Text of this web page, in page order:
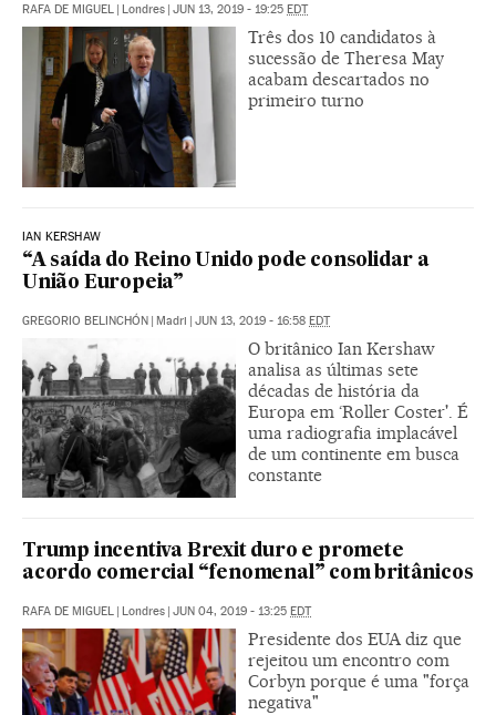
RAFA DE MIGUEL | Londres | JUN 13, 2019 - 19:25 EDT
Três dos 10 candidatos à
sucessão de Theresa May
acabam descartados no
primeiro turno
IAN KERSHAW
“A saída do Reino Unido pode consolidar a
União Europeia”
GREGORIO BELINCHÓN | Madri | JUN 13, 2019 - 16:58 EDT
O britânico Ian Kershaw
analisa as últimas sete
décadas de história da
Europa em ‘Roller Coster'. É
uma radiografia implacável
de um continente em busca
constante
Trump incentiva Brexit duro e promete
acordo comercial “fenomenal” com britânicos
RAFA DE MIGUEL Londres JUN 04, 2019 - 13:25 EDT
Presidente dos EUA diz que
rejeitou um encontro com
Corbyn porque é uma "força
negativa"